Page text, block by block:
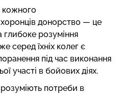
кожного
донорство — це
глибоке розуміння
серед їхніх колег є
під час виконання
участі в бойових діях.
потреби в